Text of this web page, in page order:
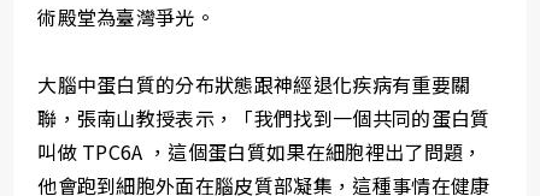
術殿堂為臺灣爭光。
大腦中蛋白質的分布狀態跟神經退化疾病有重要關
聯，張南山教授表示，「我們找到一個共同的蛋白質
叫做 TPC6A ，這個蛋白質如果在細胞裡出了問題，
他會跑到細胞外面在腦皮質部凝集，這種事情在健康